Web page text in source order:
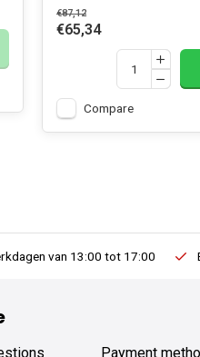
€87,12
€65,34
Compare
van 13:00 tot 17:00
Payment